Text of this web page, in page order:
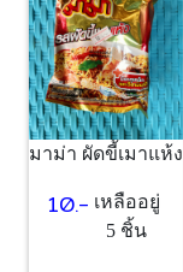
มาม่า ผัดขี้เมาแห้ง
10.- เหลืออยู่
5 ชิ้น